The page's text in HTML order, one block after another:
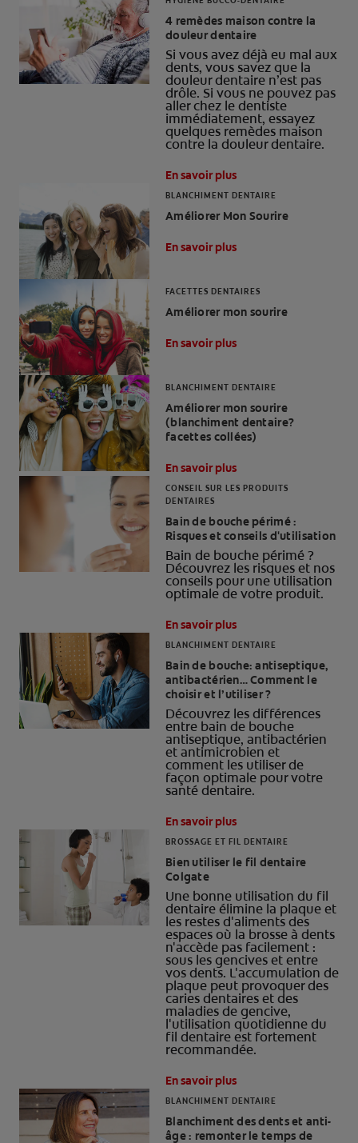
4 remèdes maison contre la
douleur dentaire
Si vous avez déjà eu mal aux
dents, vous savez que la
douleur dentaire n’est pas
drôle. Si vous ne pouvez pas
aller chez le dentiste
immédiatement, essayez
quelques remèdes maison
contre la douleur dentaire.
En savoir plus
BLANCHIMENT DENTAIRE
Améliorer Mon Sourire
En savoir plus
FACETTES DENTAIRES
Améliorer mon sourire
En savoir plus
BLANCHIMENT DENTAIRE
Améliorer mon sourire
(blanchiment dentaire?
facettes collées)
En savoir plus
CONSEIL SUR LES PRODUITS
DENTAIRES
Bain de bouche périmé :
Risques et conseils d'utilisation
Bain de bouche périmé ?
Découvrez les risques et nos
conseils pour une utilisation
optimale de votre produit.
En savoir plus
BLANCHIMENT DENTAIRE
Bain de bouche: antiseptique,
antibactérien… Comment le
choisir et l’utiliser ?
Découvrez les différences
entre bain de bouche
antiseptique, antibactérien
et antimicrobien et
comment les utiliser de
façon optimale pour votre
santé dentaire.
En savoir plus
BROSSAGE ET FIL DENTAIRE
Bien utiliser le fil dentaire
Colgate
Une bonne utilisation du fil
dentaire élimine la plaque et
les restes d'aliments des
espaces où la brosse à dents
n'accède pas facilement :
sous les gencives et entre
vos dents. L'accumulation de
plaque peut provoquer des
caries dentaires et des
maladies de gencive,
l'utilisation quotidienne du
fil dentaire est fortement
recommandée.
En savoir plus
BLANCHIMENT DENTAIRE
Blanchiment des dents et anti-
âge : remonter le temps de